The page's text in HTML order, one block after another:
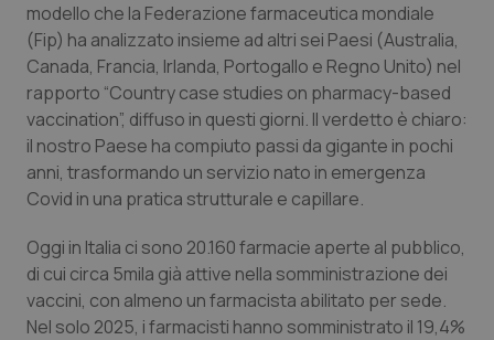
Basilicata
Calabria
Campania
Emilia-Romagna
Friuli Venezia Giulia
Lazio
Artrite & artrosi
Asma & BPCO
Car-T
Colesterolo & coronaropatie
Dermatite Atopica
Diabete & glucometri
QS Club Newsletter
modello che la Federazione farmaceutica mondiale
(Fip) ha analizzato insieme ad altri sei Paesi (Australia,
Canada, Francia, Irlanda, Portogallo e Regno Unito) nel
rapporto “Country case studies on pharmacy-based
vaccination”, diffuso in questi giorni. Il verdetto è chiaro:
il nostro Paese ha compiuto passi da gigante in pochi
anni, trasformando un servizio nato in emergenza
Covid in una pratica strutturale e capillare.
Oggi in Italia ci sono 20.160 farmacie aperte al pubblico,
di cui circa 5mila già attive nella somministrazione dei
vaccini, con almeno un farmacista abilitato per sede.
Nel solo 2025, i farmacisti hanno somministrato il 19,4%